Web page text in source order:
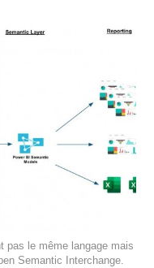
pas le même langage mais
Semantic Interchange.